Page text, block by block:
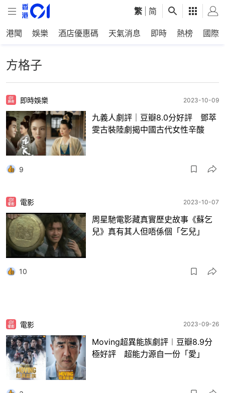
繁 简
港聞 娛樂 酒店優惠碼 天氣消息 即時 熱榜 國際
方格子
即時娛樂 2023-10-09
九義人劇評｜豆瓣8.0分好評 鄧萃
雯古裝陸劇揭中國古代女性辛酸
9
電影 2023-10-07
周星馳電影藏真實歷史故事《蘇乞
兒》真有其人但唔係個「乞兒」
10
電影 2023-09-26
Moving超異能族劇評︱豆瓣8.9分
極好評 超能力源自一份「愛」